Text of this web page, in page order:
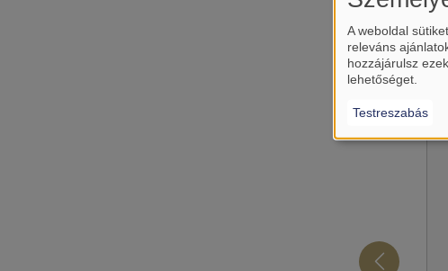
A weboldal
releváns
hozzájárulsz
lehetőséget.
Testreszabás